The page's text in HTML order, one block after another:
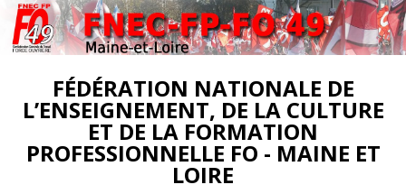
FÉDÉRATION NATIONALE DE
L’ENSEIGNEMENT, DE LA CULTURE
ET DE LA FORMATION
PROFESSIONNELLE FO - MAINE ET
LOIRE